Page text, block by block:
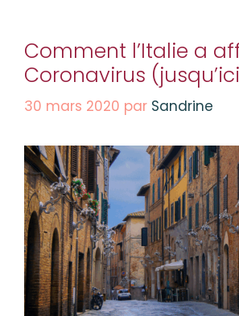
Comment l’Italie a
Coronavirus
30 mars 2020 par Sandrine